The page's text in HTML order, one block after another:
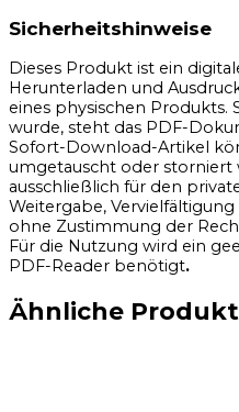
Sicherheitshinweise
Dieses Produkt ist ein
Herunterladen und
eines physischen
wurde, steht das PDF-
Sofort-Download-Artikel
umgetauscht oder storniert
ausschließlich für den
Weitergabe,
ohne Zustimmung der
Für die Nutzung wird ein
PDF-Reader benötigt.
Ähnliche